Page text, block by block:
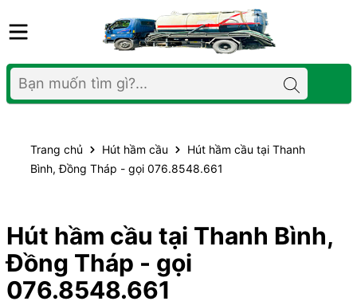
Trang chủ Hút hầm cầu
Hút hầm cầu tại Thanh
Bình, Đồng Tháp - gọi 076.8548.661
Hút hầm cầu tại Thanh Bình,
Đồng Tháp - gọi
076.8548.661